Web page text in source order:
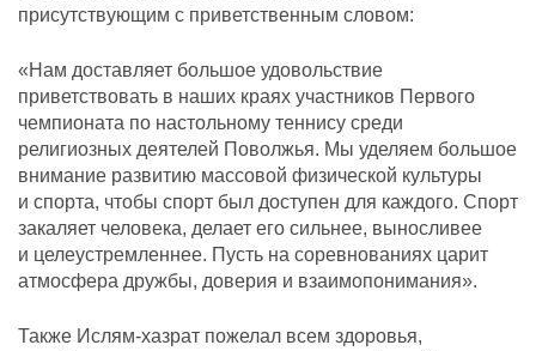
присутствующим с приветственным словом:
«Нам доставляет большое удовольствие
приветствовать в наших краях участников Первого
чемпионата по настольному теннису среди
религиозных деятелей Поволжья. Мы уделяем большое
внимание развитию массовой физической культуры
и спорта, чтобы спорт был доступен для каждого. Спорт
закаляет человека, делает его сильнее, выносливее
и целеустремленнее. Пусть на соревнованиях царит
атмосфера дружбы, доверия и взаимопонимания».
Также Ислям-хазрат пожелал всем здоровья,